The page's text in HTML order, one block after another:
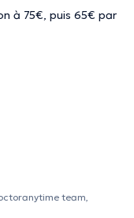
à 75€, puis 65€ par
team,